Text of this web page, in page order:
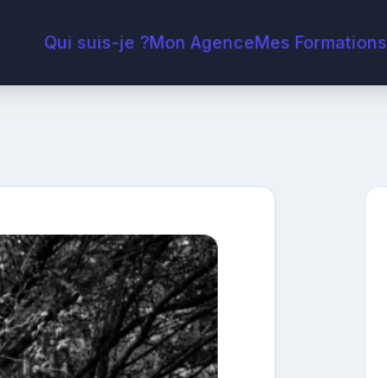
Qui suis-je ?Mon AgenceMes Formations